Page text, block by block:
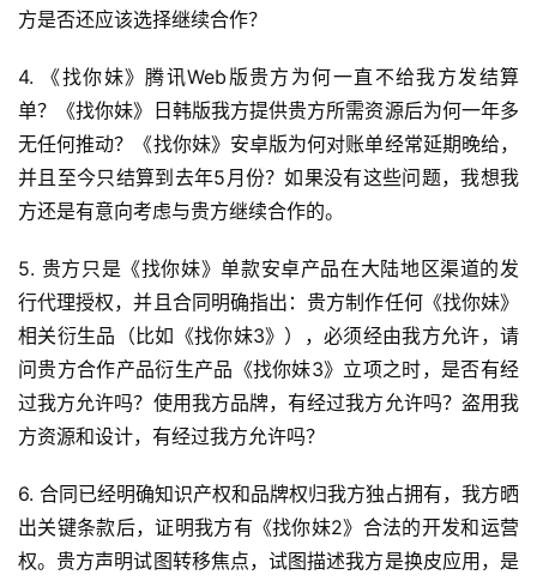
页
游
茶
原
创
戏
业
界
手
机
游
单
机
方是否还应该选择继续合作？
4. 《找你妹》腾讯Web版贵方为何一直不给我方发结算
单？《找你妹》日韩版我方提供贵方所需资源后为何一年多
无任何推动？《找你妹》安卓版为何对账单经常延期晚给，
并且至今只结算到去年5月份？如果没有这些问题，我想我
方还是有意向考虑与贵方继续合作的。
5. 贵方只是《找你妹》单款安卓产品在大陆地区渠道的发
行代理授权，并且合同明确指出：贵方制作任何《找你妹》
相关衍生品（比如《找你妹3》），必须经由我方允许，请
问贵方合作产品衍生产品《找你妹3》立项之时，是否有经
过我方允许吗？使用我方品牌，有经过我方允许吗？盗用我
方资源和设计，有经过我方允许吗？
6. 合同已经明确知识产权和品牌权归我方独占拥有，我方晒
出关键条款后，证明我方有《找你妹2》合法的开发和运营
权。贵方声明试图转移焦点，试图描述我方是换皮应用，是